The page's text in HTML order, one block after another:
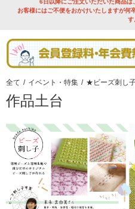
6日以降にご注文いただいた商品は
お客様にはご不便をおかけいたしますが何
す
全て / イベント・特集 / ★ビーズ刺し
作品土台